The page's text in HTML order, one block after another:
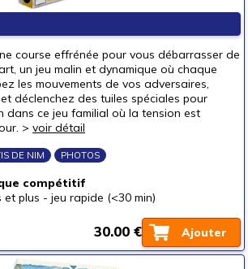
course effrénée pour vous débarrasser de
un jeu malin et dynamique où chaque
les mouvements de vos adversaires,
déclenchez des tuiles spéciales pour
dans ce jeu familial où la tension est
> voir détail
DE NIM PHOTOS
compétitif
et plus - jeu rapide (<30 min)
Ajouter
30.00 €